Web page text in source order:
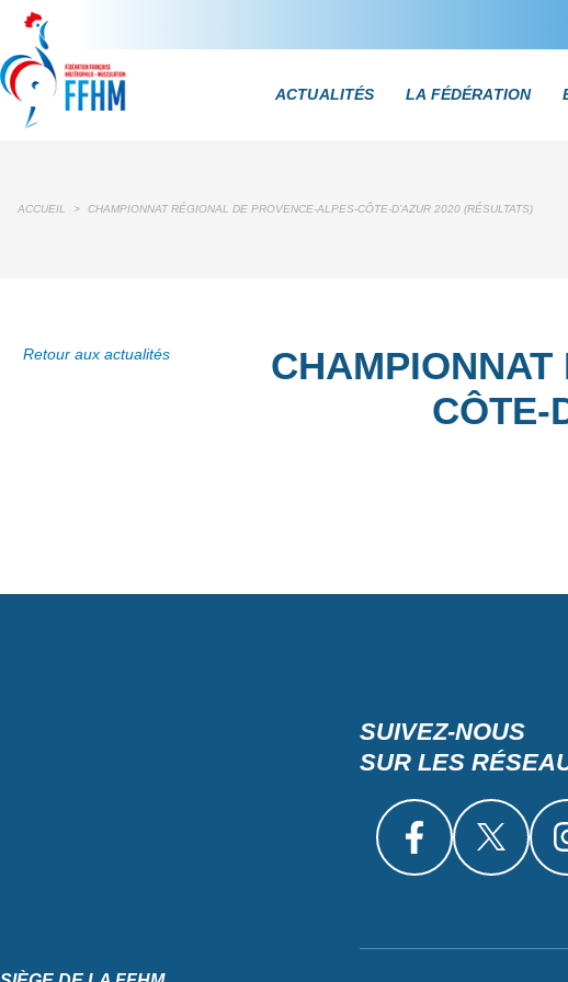
ACTUALITÉS LA FÉDÉRATION
ACCUEIL > CHAMPIONNAT RÉGIONAL DE PROVENCE-ALPES-CÔTE-D’AZUR 2020 (RÉSULTATS)
Retour aux actualités
CÔTE-
SUIVEZ-NOUS
SUR LES